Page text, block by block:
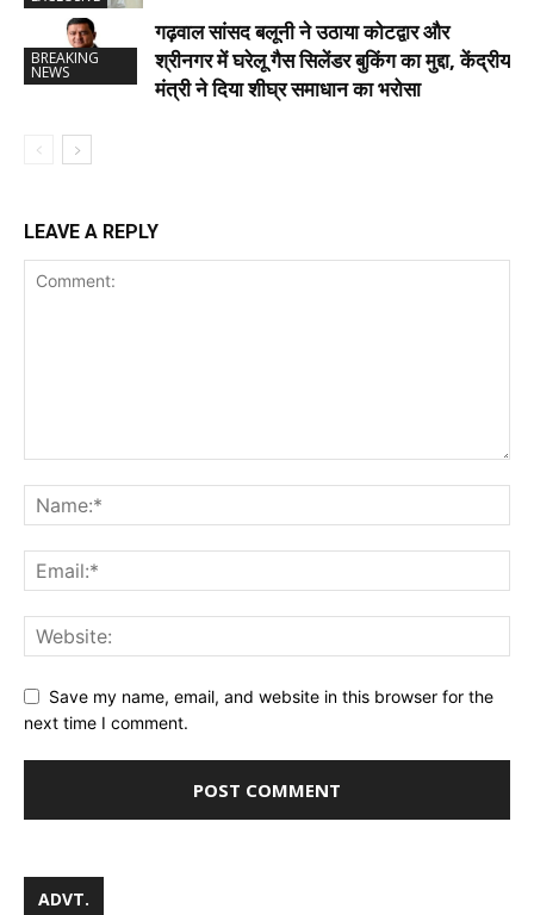
BREAKING
NEWS
गढ़वाल सांसद बलूनी ने उठाया कोटद्वार और
श्रीनगर में घरेलू गैस सिलेंडर बुकिंग का मुद्दा, केंद्रीय
मंत्री ने दिया शीघ्र समाधान का भरोसा
LEAVE A REPLY
Save my name, email, and website in this browser for the
next time I comment.
ADVT.